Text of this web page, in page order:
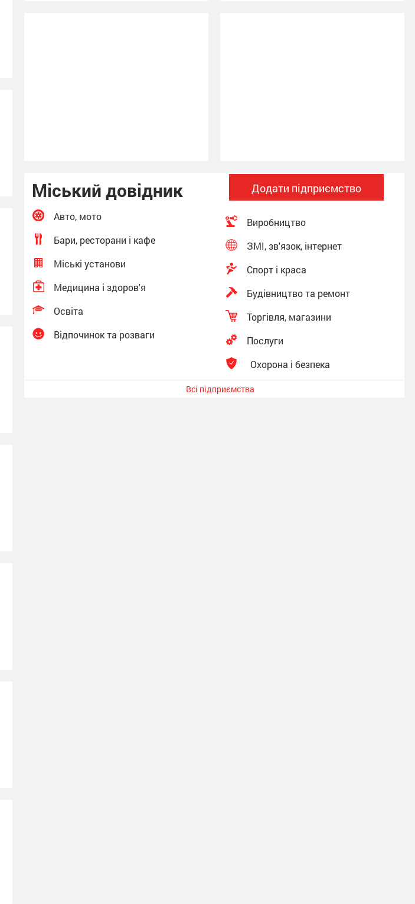
Міський довідник
Авто, мото
Бари, ресторани і кафе
Міські установи
Медицина і здоров'я
Освіта
Відпочинок та розваги
Додати підприємство
Виробництво
ЗМІ, зв'язок, інтернет
Спорт і краса
Будівництво та ремонт
Торгівля, магазини
Послуги
Охорона і безпека
Всі підприємства